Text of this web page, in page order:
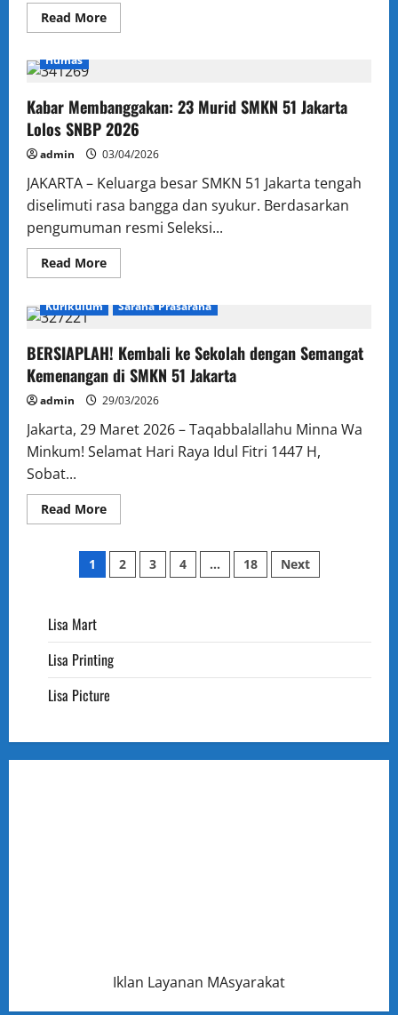
Read MoreRead
more
51
Jakarta
Gelar
Aksi
“Sekolah
dan
Anjangsana
Masyarakat
Humas
Kabar Membanggakan: 23 Murid SMKN 51 Jakarta
Lolos SNBP 2026
admin 03/04/2026
JAKARTA – Keluarga besar SMKN 51 Jakarta tengah
diselimuti rasa bangga dan syukur. Berdasarkan
pengumuman resmi Seleksi...
Read MoreRead
more
Membanggakan:
SMKN
51
Jakarta
Lolos
SNBP
Kurikulum
Sarana Prasarana
BERSIAPLAH! Kembali ke Sekolah dengan Semangat
Kemenangan di SMKN 51 Jakarta
admin 29/03/2026
Jakarta, 29 Maret 2026 – Taqabbalallahu Minna Wa
Minkum! Selamat Hari Raya Idul Fitri 1447 H,
Sobat...
Read MoreRead
more
Kembali
ke
Sekolah
SMKN
51
Jakarta
Posts
1 2 3 4 … 18 Next
Lisa Mart
Lisa Printing
Lisa Picture
Iklan Layanan MAsyarakat